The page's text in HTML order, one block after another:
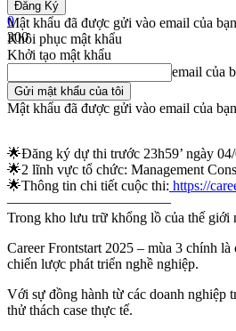
Mật khẩu đã được gửi vào email của
Khôi phục mật khẩu
Khởi tạo mật khẩu
email của
Mật khẩu đã được gửi vào email của
0
300
Share
️🌟Đăng ký dự thi trước 23h59’ ngày
🌟2 lĩnh vực tổ chức: Management
🌟Thông tin chi tiết cuộc thi: https://
———————————–
Trong kho lưu trữ khổng lồ của thế giới
Career Frontstart 2025 – mùa 3 chính
chiến lược phát triển nghề nghiệp.
Với sự đồng hành từ các doanh nghiệp
thử thách case thực tế.